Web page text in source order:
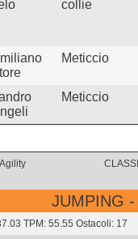
collie
Meticcio
Meticcio
JUMPING
TPM: 55.55 Ostacoli: 17